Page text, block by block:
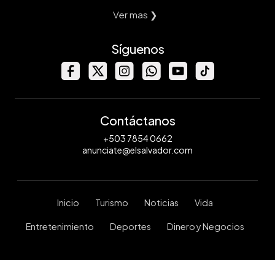
Ver mas ❯
Síguenos
Contáctanos
+503 7854 0662
anunciate@elsalvador.com
Inicio Turismo Noticias Vida
Entretenimiento Deportes Dinero y Negocios